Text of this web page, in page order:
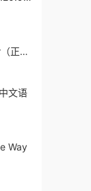
正式
文语
Way